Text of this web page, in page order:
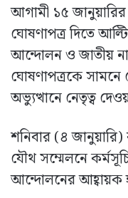
আগামী ১৫
ঘোষণাপত্র দিতে
আন্দোলন ও জাতীয়
ঘোষণাপত্রকে সামনে
অভ্যুত্থানে নেতৃত্ব
শনিবার (৪ জানুয়ারি)
যৌথ সম্মেলনে
আন্দোলনের আহ্বায়ক